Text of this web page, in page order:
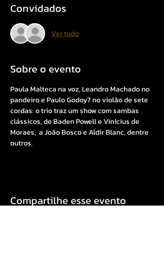
Convidados
Ver tudo
Sobre o evento
Paula Malteca na voz, Leandro Machado no
pandeiro e Paulo Godoy7 no violão de sete
cordas: o trio traz um show com sambas
clássicos, de Baden Powell e Vinícius de
Moraes,  a João Bosco e Aldir Blanc, dentre
outros.
Compartilhe esse evento